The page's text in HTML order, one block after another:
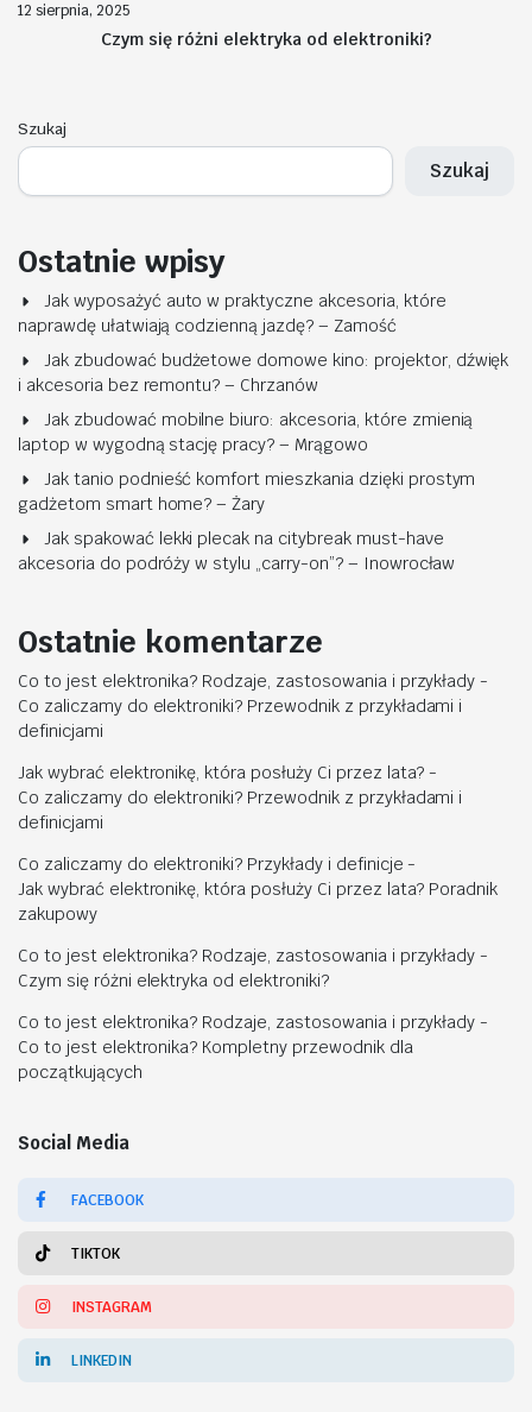
12 sierpnia, 2025
Czym się różni elektryka od elektroniki?
Szukaj
Szukaj
Ostatnie wpisy
Jak wyposażyć auto w praktyczne akcesoria, które
naprawdę ułatwiają codzienną jazdę? – Zamość
Jak zbudować budżetowe domowe kino: projektor, dźwięk
i akcesoria bez remontu? – Chrzanów
Jak zbudować mobilne biuro: akcesoria, które zmienią
laptop w wygodną stację pracy? – Mrągowo
Jak tanio podnieść komfort mieszkania dzięki prostym
gadżetom smart home? – Żary
Jak spakować lekki plecak na citybreak must-have
akcesoria do podróży w stylu „carry-on”? – Inowrocław
Ostatnie komentarze
Co to jest elektronika? Rodzaje, zastosowania i przykłady -
Co zaliczamy do elektroniki? Przewodnik z przykładami i
definicjami
Jak wybrać elektronikę, która posłuży Ci przez lata? -
Co zaliczamy do elektroniki? Przewodnik z przykładami i
definicjami
Co zaliczamy do elektroniki? Przykłady i definicje -
Jak wybrać elektronikę, która posłuży Ci przez lata? Poradnik
zakupowy
Co to jest elektronika? Rodzaje, zastosowania i przykłady -
Czym się różni elektryka od elektroniki?
Co to jest elektronika? Rodzaje, zastosowania i przykłady -
Co to jest elektronika? Kompletny przewodnik dla
początkujących
Social Media
FACEBOOK
TIKTOK
INSTAGRAM
LINKEDIN